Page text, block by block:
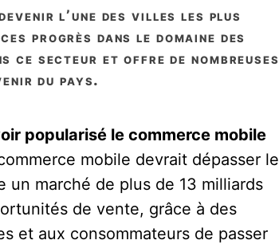
l’une des villes les plus
progrès dans le domaine des
ce secteur et offre de nombreuses
du pays.
popularisé le commerce mobile
mobile devrait dépasser le
un marché de plus de 13 milliards
de vente, grâce à des
et aux consommateurs de passer